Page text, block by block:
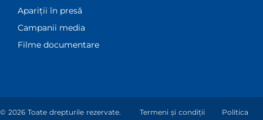
Apariții în presă
Campanii media
Filme documentare
© 2026 Toate drepturile rezervate.Termeni și condiții Politica